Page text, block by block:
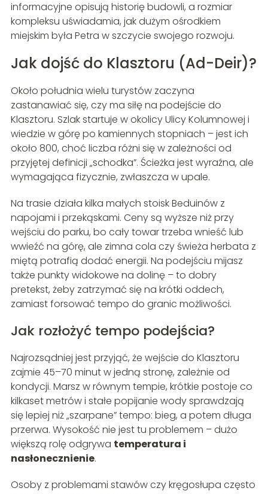
informacyjne opisują historię budowli, a rozmiar
kompleksu uświadamia, jak dużym ośrodkiem
miejskim była Petra w szczycie swojego rozwoju.
Jak dojść do Klasztoru (Ad-Deir)?
Około południa wielu turystów zaczyna
zastanawiać się, czy ma siłę na podejście do
Klasztoru. Szlak startuje w okolicy Ulicy Kolumnowej i
wiedzie w górę po kamiennych stopniach – jest ich
około 800, choć liczba różni się w zależności od
przyjętej definicji „schodka”. Ścieżka jest wyraźna, ale
wymagająca fizycznie, zwłaszcza w upale.
Na trasie działa kilka małych stoisk Beduinów z
napojami i przekąskami. Ceny są wyższe niż przy
wejściu do parku, bo cały towar trzeba wnieść lub
wwieźć na górę, ale zimna cola czy świeża herbata z
miętą potrafią dodać energii. Na podejściu mijasz
także punkty widokowe na dolinę – to dobry
pretekst, żeby zatrzymać się na krótki oddech,
zamiast forsować tempo do granic możliwości.
Jak rozłożyć tempo podejścia?
Najrozsądniej jest przyjąć, że wejście do Klasztoru
zajmie 45–70 minut w jedną stronę, zależnie od
kondycji. Marsz w równym tempie, krótkie postoje co
kilkaset metrów i stałe popijanie wody sprawdzają
się lepiej niż „szarpane” tempo: bieg, a potem długa
przerwa. Wysokość nie jest tu problemem – dużo
większą rolę odgrywa temperatura i
nasłonecznienie.
Osoby z problemami stawów czy kręgosłupa często